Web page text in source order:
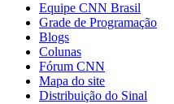
Equipe CNN Brasil
Grade de Programação
Blogs
Colunas
Fórum CNN
Mapa do site
Distribuição do Sinal